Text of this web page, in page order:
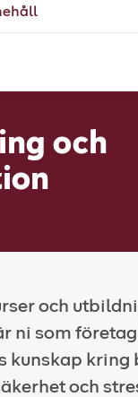
och
och
ni som
kunskap kring
och